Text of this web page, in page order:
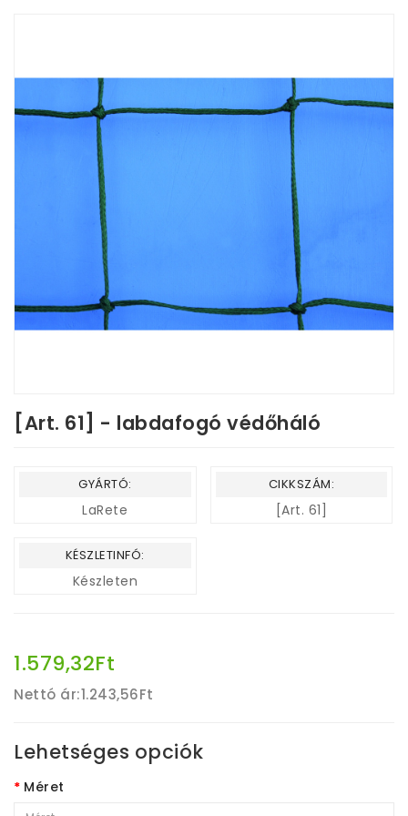
[Art. 61] - labdafogó védőháló
GYÁRTÓ:
LaRete
CIKKSZÁM:
[Art. 61]
KÉSZLETINFÓ:
Készleten
1.579,32Ft
Nettó ár:1.243,56Ft
Lehetséges opciók
Méret